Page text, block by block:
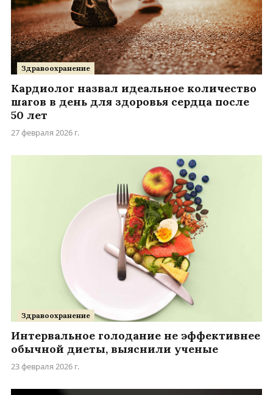
Здравоохранение
Кардиолог назвал идеальное количество
шагов в день для здоровья сердца после
50 лет
27 февраля 2026 г.
Здравоохранение
Интервальное голодание не эффективнее
обычной диеты, выяснили ученые
23 февраля 2026 г.